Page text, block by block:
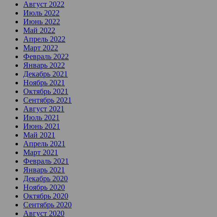
Август 2022
Июль 2022
Июнь 2022
Май 2022
Апрель 2022
Март 2022
Февраль 2022
Январь 2022
Декабрь 2021
Ноябрь 2021
Октябрь 2021
Сентябрь 2021
Август 2021
Июль 2021
Июнь 2021
Май 2021
Апрель 2021
Март 2021
Февраль 2021
Январь 2021
Декабрь 2020
Ноябрь 2020
Октябрь 2020
Сентябрь 2020
Август 2020